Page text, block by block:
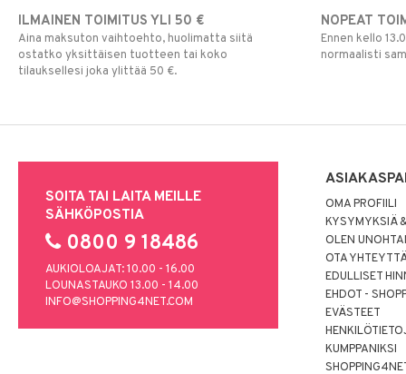
ILMAINEN TOIMITUS YLI 50 €
Aina maksuton vaihtoehto, huolimatta siitä
ostatko yksittäisen tuotteen tai koko
tilauksellesi joka ylittää 50 €.
NOPEAT
Ennen kello
normaalisti
SOITA TAI LAITA MEILLE
SÄHKÖPOSTIA
0800 9 18486
AUKIOLOAJAT: 10.00 - 16.00
LOUNASTAUKO 13.00 - 14.00
INFO@SHOPPING4NET.COM
OMA PROFIILI
KYSYMYKSIÄ
OLEN
OTA
EDULLISET
EHDOT -
EVÄSTEET
KUMPPANIKSI